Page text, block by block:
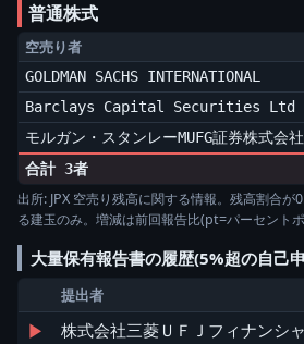
普通株式
空売り者
GOLDMAN SACHS INTERNATIONAL
Barclays Capital Securities Ltd
モルガン・スタンレーMUFG証券株式会社
合計 3者
出所: JPX 空売り残高に関する情報。残高割合が
る建玉のみ。増減は前回報告比(pt=パーセントポ
大量保有報告書の履歴(5%超の自己
提出者
▶ 株式会社三菱ＵＦＪフィナンシ